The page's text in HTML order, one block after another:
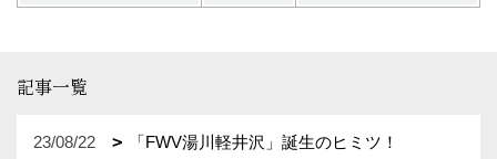
記事一覧
23/08/22 「FWV湯川軽井沢」誕生のヒミツ！